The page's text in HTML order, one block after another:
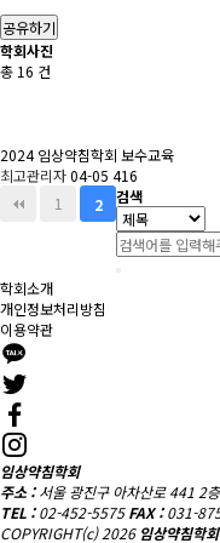
공유하기
학회사진
총 16 건
2024 임상약침학회 보수교육
최고관리자04-05 416
1 2 검색
학회소개
개인정보처리방침
이용약관
임상약침학회
주소 :서울 광진구 아차산로 441 2
TEL :02-452-5575 FAX :031-
COPYRIGHT(c) 2026 임상약침학회